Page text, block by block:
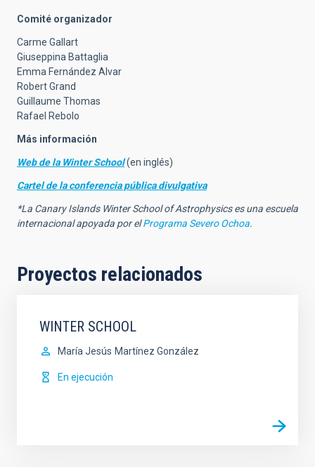
Comité organizador
Carme Gallart
Giuseppina Battaglia
Emma Fernández Alvar
Robert Grand
Guillaume Thomas
Rafael Rebolo
Más información
Web de la Winter School(en inglés)
Cartel de la conferencia pública divulgativa
*La Canary Islands Winter School of Astrophysics es una escuela
internacional apoyada por elPrograma Severo Ochoa.
Proyectos relacionados
WINTER SCHOOL
María Jesús Martínez González
En ejecución